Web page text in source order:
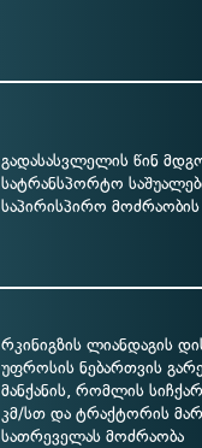
გადასასვლელის წინ
სატრანსპორტო
საპირისპირო
რკინიგზის ლიანდაგის
უფროსის ნებართვის
მანქანის, რომლის
კმ/სთ და ტრაქტორის
სათრეველას მოძრაობა